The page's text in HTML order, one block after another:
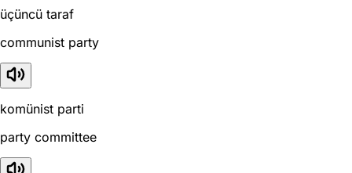
üçüncü taraf
communist party
komünist parti
party committee